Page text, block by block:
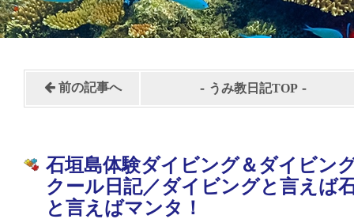
前の記事へ - うみ教日記TOP -
石垣島体験ダイビング＆ダイビン
クール日記／ダイビングと言えば
と言えばマンタ！